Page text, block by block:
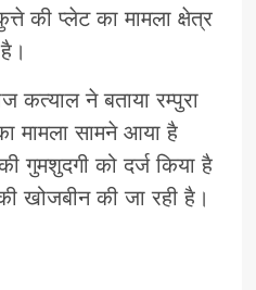
की प्लेट का मामला क्षेत्र
कत्याल ने बताया रम्पुरा
मामला सामने आया है
गुमशुदगी को दर्ज किया है
खोजबीन की जा रही है।